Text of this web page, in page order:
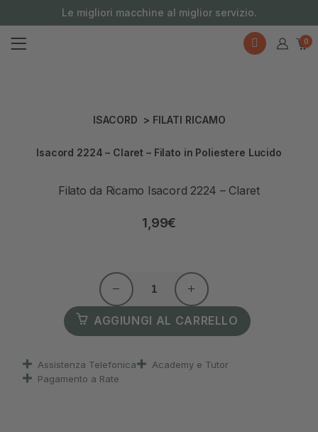
Le migliori macchine al miglior servizio.
0
ISACORD > FILATI RICAMO
Isacord 2224 – Claret – Filato in Poliestere Lucido
Filato da Ricamo Isacord 2224 – Claret
1,99€
AGGIUNGI AL CARRELLO
Assistenza Telefonica
Academy e Tutor
Pagamento a Rate